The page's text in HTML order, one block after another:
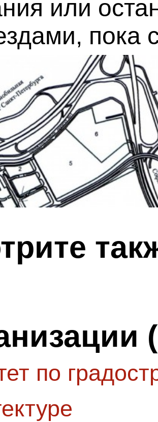
или
пока
по